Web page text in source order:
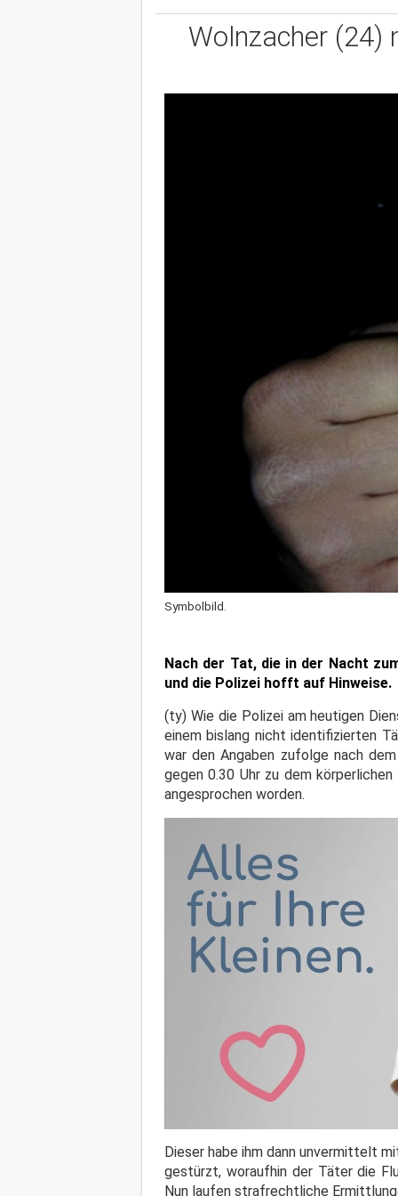
Wolnzacher (24)
Symbolbild.
Nach der Tat, die in der Nacht
und die Polizei hofft auf Hinweise.
(ty) Wie die Polizei am heutigen
einem bislang nicht identifizierten
war den Angaben zufolge nach
gegen 0.30 Uhr zu dem
angesprochen worden.
Dieser habe ihm dann unvermittelt
gestürzt, woraufhin der Täter die
Nun laufen strafrechtliche